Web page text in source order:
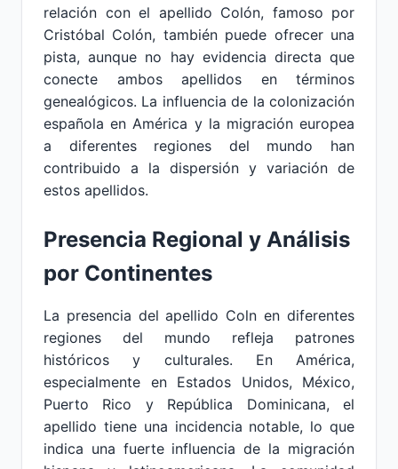
relación con el apellido Colón, famoso por
Cristóbal Colón, también puede ofrecer una
pista, aunque no hay evidencia directa que
conecte ambos apellidos en términos
genealógicos. La influencia de la colonización
española en América y la migración europea
a diferentes regiones del mundo han
contribuido a la dispersión y variación de
estos apellidos.
Presencia Regional y Análisis
por Continentes
La presencia del apellido Coln en diferentes
regiones del mundo refleja patrones
históricos y culturales. En América,
especialmente en Estados Unidos, México,
Puerto Rico y República Dominicana, el
apellido tiene una incidencia notable, lo que
indica una fuerte influencia de la migración